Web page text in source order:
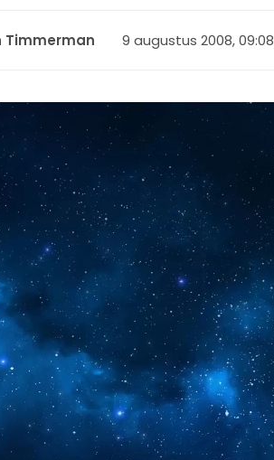
Timmerman 9 augustus 2008, 09:08